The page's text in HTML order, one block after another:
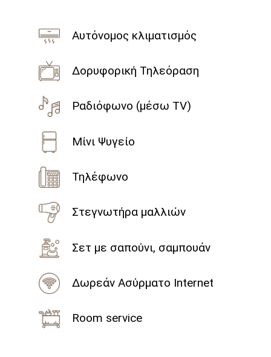
Αυτόνομος κλιματισμός
Δορυφορική Τηλεόραση
Ραδιόφωνο (μέσω TV)
Μίνι Ψυγείο
Τηλέφωνο
Στεγνωτήρα μαλλιών
Σετ με σαπούνι, σαμπουάν
Δωρεάν Ασύρματο Internet
Room service